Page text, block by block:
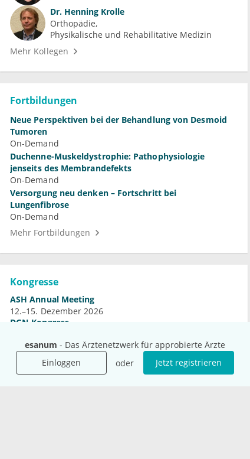
esanum - Das Ärztenetzwerk für approbierte Ärzte
Einloggen
oder Jetzt registrieren
Dr. Henning Krolle
Orthopädie
Physikalische und Rehabilitative Medizin
Mehr Kollegen
Fortbildungen
Neue Perspektiven bei der Behandlung von Desmoid
Tumoren
On-Demand
Duchenne-Muskeldystrophie: Pathophysiologie
jenseits des Membrandefekts
On-Demand
Versorgung neu denken – Fortschritt bei
Lungenfibrose
On-Demand
Mehr Fortbildungen
Kongresse
ASH Annual Meeting
12.–15. Dezember 2026
DGN-Kongress
Jahrestagung der DGHO
9.–12. Oktober 2026
Mehr Kongresse